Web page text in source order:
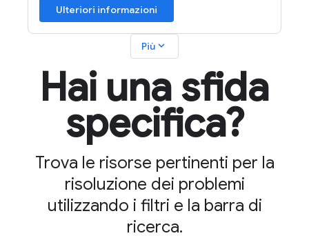
Ulteriori informazioni
Più expand_more
Hai una sfida
specifica?
Trova le risorse pertinenti per la
risoluzione dei problemi
utilizzando i filtri e la barra di
ricerca.